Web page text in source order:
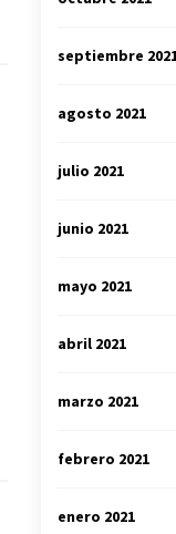
septiembre
agosto 2021
julio 2021
junio 2021
mayo 2021
abril 2021
marzo 2021
febrero 2021
enero 2021